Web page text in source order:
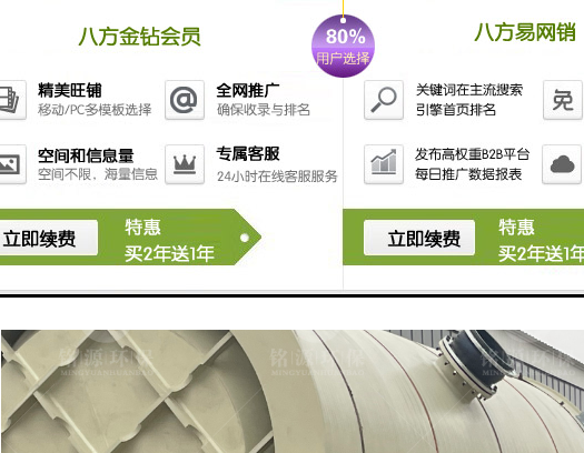
HMPP一体化预制泵站可以输送的介质有原污水、雨水、排水、工业废水、源水取水